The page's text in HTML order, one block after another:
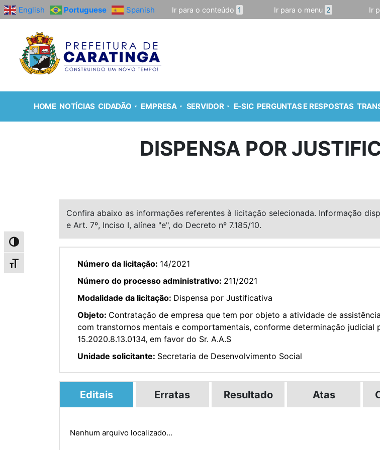
Alternar alto contraste
Alternar tamanho da fonte
English Portuguese Spanish Ir para o conteúdo 1 Ir para o menu 2 Ir
HOME NOTÍCIAS CIDADÃO EMPRESA SERVIDOR E-SIC PERGUNTAS E RESPOSTAS
DISPENSA POR
Confira abaixo as informações referentes à licitação selecionada. Informação
e Art. 7º, Inciso I, alínea "e", do Decreto nº 7.185/10.
Número da licitação: 14/2021
Número do processo administrativo: 211/2021
Modalidade da licitação: Dispensa por Justificativa
Objeto: Contratação de empresa que tem por objeto a atividade de
com transtornos mentais e comportamentais, conforme determinação
15.2020.8.13.0134, em favor do Sr. A.A.S
Unidade solicitante: Secretaria de Desenvolvimento Social
Editais Erratas Resultado Atas
Nenhum arquivo localizado...